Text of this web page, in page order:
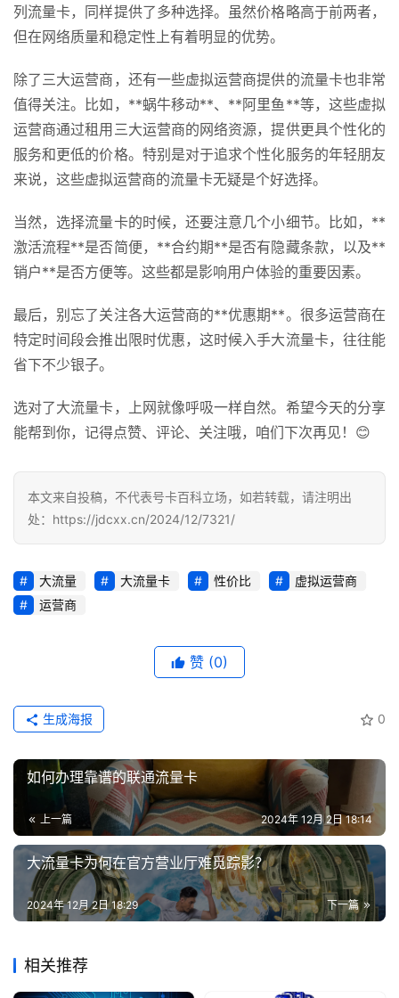
卡
百
防
诈
知
识
行
业
资
讯
流
量
卡
荐
认
证
增
值
业
登录 注册
投稿
列流量卡，同样提供了多种选择。虽然价格略高于前两者，
但在网络质量和稳定性上有着明显的优势。
除了三大运营商，还有一些虚拟运营商提供的流量卡也非常
值得关注。比如，**蜗牛移动**、**阿里鱼**等，这些虚拟
运营商通过租用三大运营商的网络资源，提供更具个性化的
服务和更低的价格。特别是对于追求个性化服务的年轻朋友
来说，这些虚拟运营商的流量卡无疑是个好选择。
当然，选择流量卡的时候，还要注意几个小细节。比如，**
激活流程**是否简便，**合约期**是否有隐藏条款，以及**
销户**是否方便等。这些都是影响用户体验的重要因素。
最后，别忘了关注各大运营商的**优惠期**。很多运营商在
特定时间段会推出限时优惠，这时候入手大流量卡，往往能
省下不少银子。
选对了大流量卡，上网就像呼吸一样自然。希望今天的分享
能帮到你，记得点赞、评论、关注哦，咱们下次再见！😊
本文来自投稿，不代表号卡百科立场，如若转载，请注明出
处：https://jdcxx.cn/2024/12/7321/
大流量 大流量卡 性价比
虚拟运营商
运营商
赞 (0)
0
生成海报
如何办理靠谱的联通流量卡
上一篇 2024年 12月 2日 18:14
大流量卡为何在官方营业厅难觅踪影？
下一篇
2024年 12月 2日 18:29
相关推荐